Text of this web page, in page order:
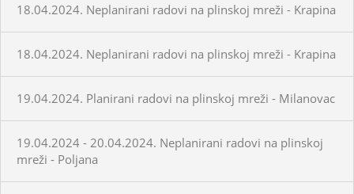
18.04.2024. Neplanirani radovi na plinskoj mreži - Krapina
18.04.2024. Neplanirani radovi na plinskoj mreži - Krapina
19.04.2024. Planirani radovi na plinskoj mreži - Milanovac
19.04.2024 - 20.04.2024. Neplanirani radovi na plinskoj
mreži - Poljana